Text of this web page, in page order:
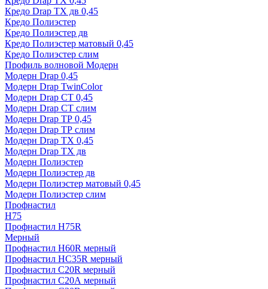
Кредо Drap ТХ дв 0,45
Кредо Полиэстер
Кредо Полиэстер дв
Кредо Полиэстер матовый 0,45
Кредо Полиэстер слим
Профиль волновой Модерн
Модерн Drap 0,45
Модерн Drap TwinColor
Модерн Drap СТ 0,45
Модерн Drap СТ слим
Модерн Drap ТР 0,45
Модерн Drap ТР слим
Модерн Drap ТХ 0,45
Модерн Drap ТХ дв
Модерн Полиэстер
Модерн Полиэстер дв
Модерн Полиэстер матовый 0,45
Модерн Полиэстер слим
Профнастил
H75
Профнастил H75R
Мерный
Профнастил H60R мерный
Профнастил HC35R мерный
Профнастил С20R мерный
Профнастил С20А мерный